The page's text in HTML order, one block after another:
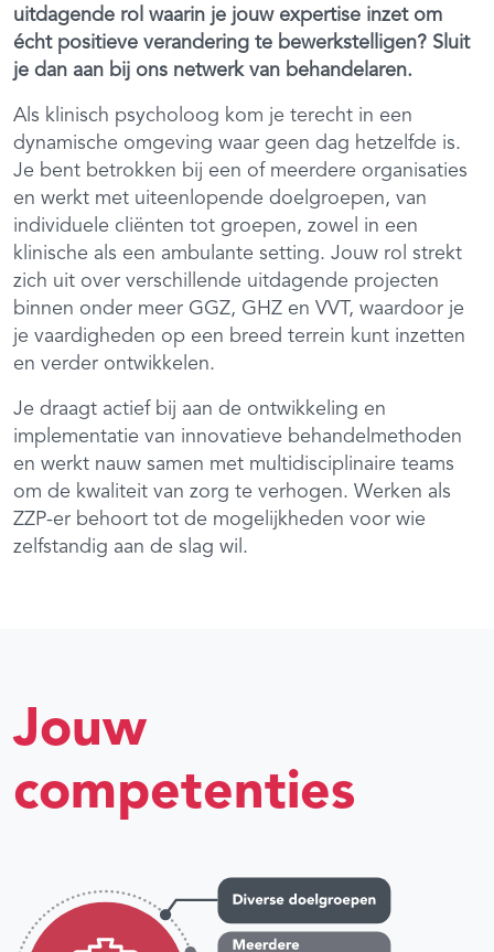
uitdagende rol waarin je jouw expertise inzet om
écht positieve verandering te bewerkstelligen? Sluit
je dan aan bij ons netwerk van behandelaren.
Als klinisch psycholoog kom je terecht in een
dynamische omgeving waar geen dag hetzelfde is.
Je bent betrokken bij een of meerdere organisaties
en werkt met uiteenlopende doelgroepen, van
individuele cliënten tot groepen, zowel in een
klinische als een ambulante setting. Jouw rol strekt
zich uit over verschillende uitdagende projecten
binnen onder meer GGZ, GHZ en VVT, waardoor je
je vaardigheden op een breed terrein kunt inzetten
en verder ontwikkelen.
Je draagt actief bij aan de ontwikkeling en
implementatie van innovatieve behandelmethoden
en werkt nauw samen met multidisciplinaire teams
om de kwaliteit van zorg te verhogen. Werken als
ZZP-er behoort tot de mogelijkheden voor wie
zelfstandig aan de slag wil.
Jouw
competenties